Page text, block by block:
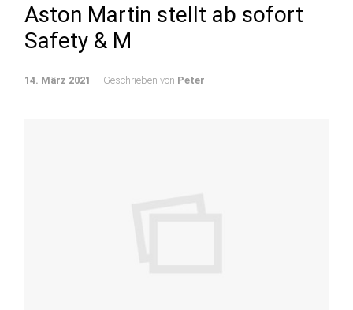
Aston Martin stellt ab sofort
Safety & M
14. März 2021 Geschrieben von Peter